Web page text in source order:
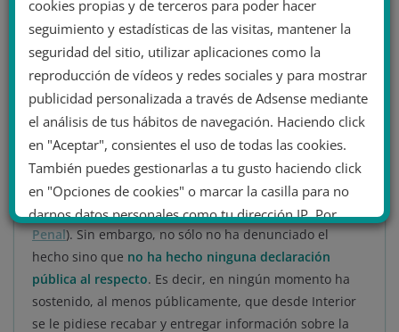
desconfianzaque no ayudan nada a la resolución del
conflicto.
Por ejemplo, Diego Pérez de los Cobos, como coronel de
la Guardia Civil, tiene la obligación de denunciar ante
el juzgado pertinente si ha sufrido realmente alguna
orden, petición o incluso algún tipo de presión para
revelar datos reservados de la investigación que
supuestamente llevaba a cabo (lo que además
implicaría la vulneración del artículo 464 delCódigo
Penal). Sin embargo, no sólo no ha denunciado el
hecho sino que no ha hecho ninguna declaración
pública al respecto. Es decir, en ningún momento ha
sostenido, al menos públicamente, que desde Interior
se le pidiese recabar y entregar información sobre la
cookies propias y de terceros para poder hacer
seguimiento y estadísticas de las visitas, mantener la
seguridad del sitio, utilizar aplicaciones como la
reproducción de vídeos y redes sociales y para mostrar
publicidad personalizada a través de Adsense mediante
el análisis de tus hábitos de navegación. Haciendo click
en "Aceptar", consientes el uso de todas las cookies.
También puedes gestionarlas a tu gusto haciendo click
en "Opciones de cookies" o marcar la casilla para no
darnos datos personales como tu dirección IP. Por
último, puedes leer nuestra Política de cookies.
No dar mi información personal